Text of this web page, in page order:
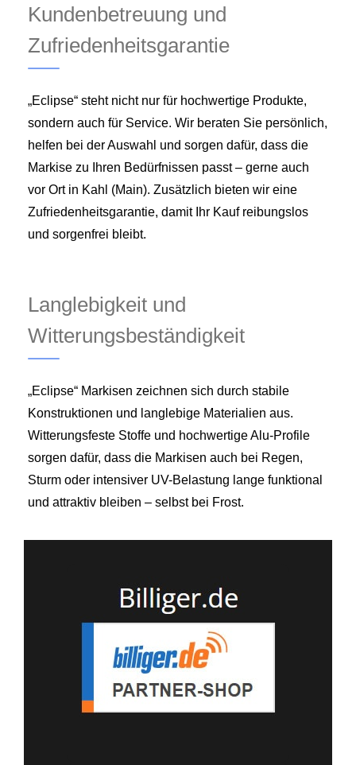
Kundenbetreuung und
Zufriedenheitsgarantie
„Eclipse“ steht nicht nur für hochwertige Produkte,
sondern auch für Service. Wir beraten Sie persönlich,
helfen bei der Auswahl und sorgen dafür, dass die
Markise zu Ihren Bedürfnissen passt – gerne auch
vor Ort in Kahl (Main). Zusätzlich bieten wir eine
Zufriedenheitsgarantie, damit Ihr Kauf reibungslos
und sorgenfrei bleibt.
Langlebigkeit und
Witterungsbeständigkeit
„Eclipse“ Markisen zeichnen sich durch stabile
Konstruktionen und langlebige Materialien aus.
Witterungsfeste Stoffe und hochwertige Alu-Profile
sorgen dafür, dass die Markisen auch bei Regen,
Sturm oder intensiver UV-Belastung lange funktional
und attraktiv bleiben – selbst bei Frost.